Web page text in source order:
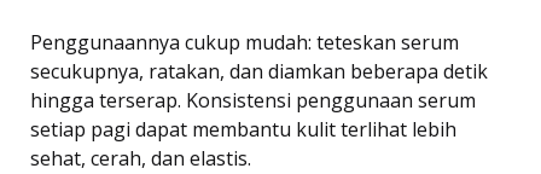
Penggunaannya cukup mudah: teteskan serum
secukupnya, ratakan, dan diamkan beberapa detik
hingga terserap. Konsistensi penggunaan serum
setiap pagi dapat membantu kulit terlihat lebih
sehat, cerah, dan elastis.